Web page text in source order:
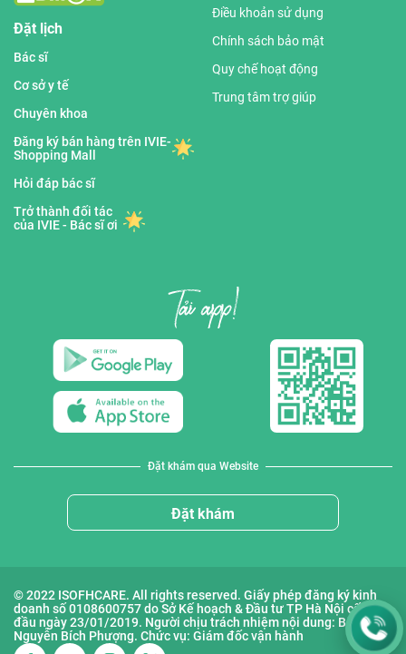
Đặt lịch
Bác sĩ
Cơ sở y tế
Chuyên khoa
Đăng ký bán hàng trên IVIE-
Shopping Mall
Hỏi đáp bác sĩ
Trở thành đối tác
của IVIE - Bác sĩ ơi
Điều khoản sử dụng
Chính sách bảo mật
Quy chế hoạt động
Trung tâm trợ giúp
Đặt khám qua Website
Đặt khám
© 2022 ISOFHCARE. All rights reserved. Giấy phép đăng ký kinh
doanh số 0108600757 do Sở Kế hoạch & Đầu tư TP Hà Nội cấp lần
đầu ngày 23/01/2019. Người chịu trách nhiệm nội dung: Bà
Nguyễn Bích Phượng. Chức vụ: Giám đốc vận hành